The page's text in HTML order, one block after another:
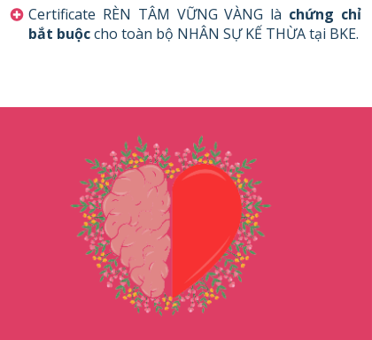
Certificate RÈN TÂM VỮNG VÀNG là chứng chỉ
bắt buộccho toàn bộ NHÂN SỰ KẾ THỪA tại BKE.